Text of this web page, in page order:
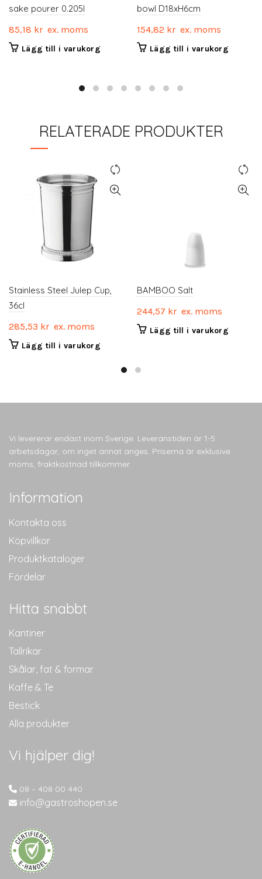
sake pourer 0.205l
85,18 kr ex. moms
Lägg till i varukorg
bowl D18xH6cm
154,82 kr ex. moms
Lägg till i varukorg
RELATERADE PRODUKTER
Stainless Steel Julep Cup,
36cl
285,53 kr ex. moms
Lägg till i varukorg
BAMBOO Salt
244,57 kr ex. moms
Lägg till i varukorg
Vi levererar endast inom Sverige. Leveranstiden är 1-5
arbetsdagar, om inget annat anges. Priserna är exklusive
moms, fraktkostnad tillkommer.
Information
Kontakta oss
Köpvillkor
Produktkataloger
Fördelar
Hitta snabbt
Kantiner
Tallrikar
Skålar, fat & formar
Kaffe & Te
Bestick
Alla produkter
Vi hjälper dig!
08 – 408 00 440
info@gastroshopen.se